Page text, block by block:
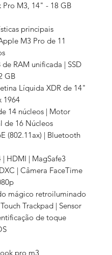
Pro M3, 14" - 18 GB
principais
M3 Pro de 11
de RAM unificada | SSD
GB
Líquida XDR de 14"
1964
14 núcleos | Motor
de 16 Núcleos
(802.11ax) | Bluetooth
| HDMI | MagSafe3
| Câmera FaceTime
mágico retroiluminado
Trackpad | Sensor
de toque
pro m3